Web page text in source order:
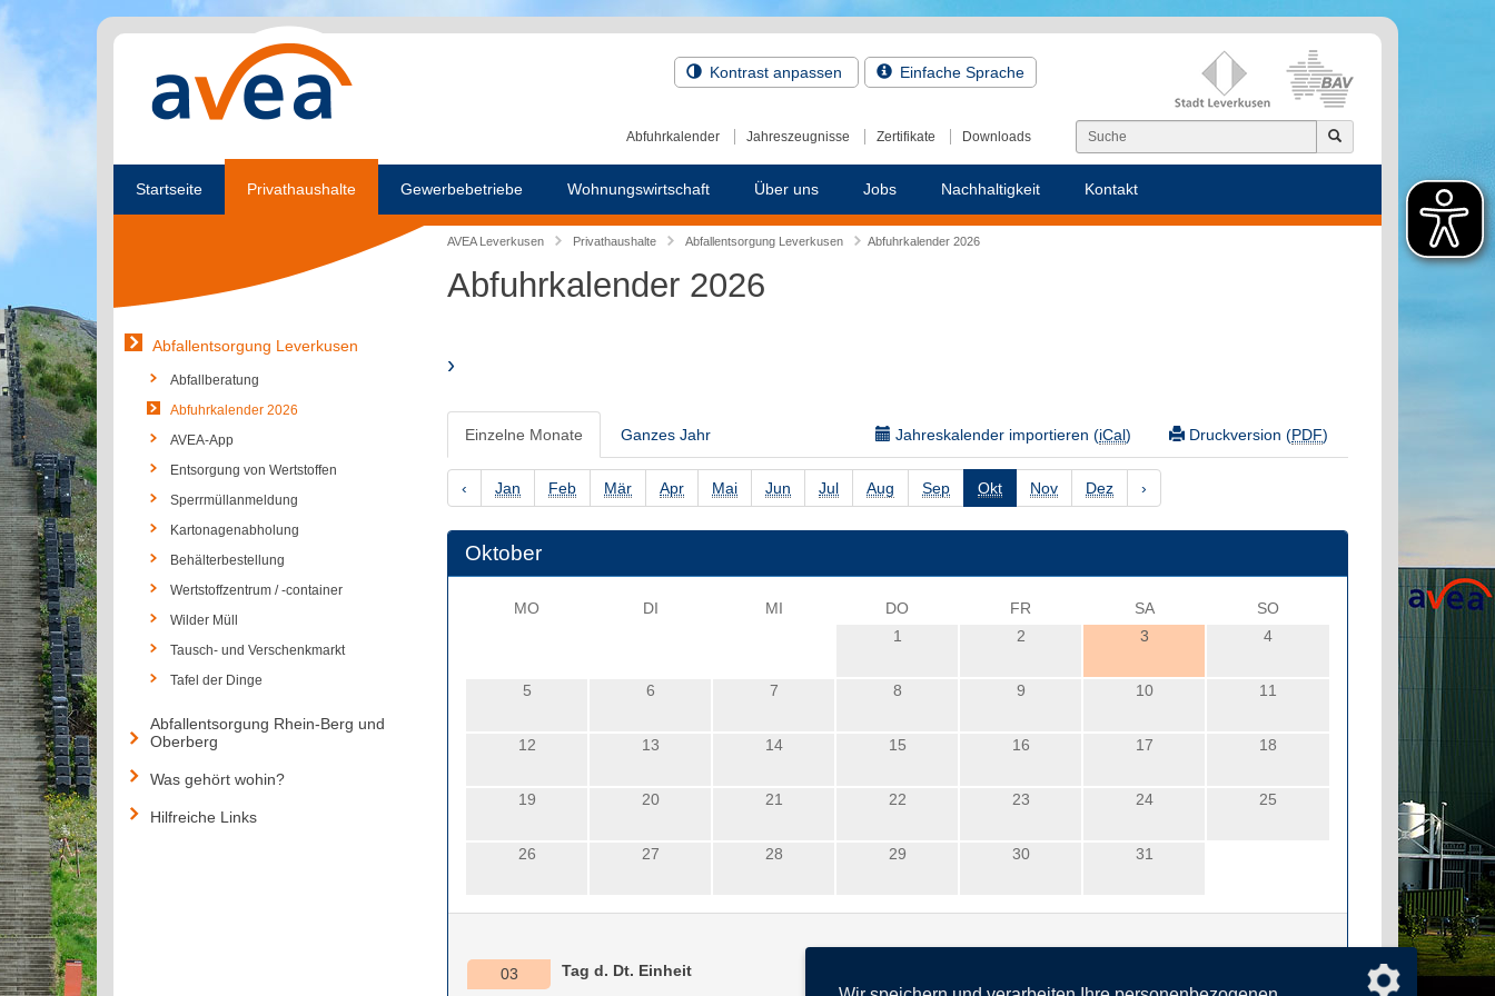
Kontrast anpassen Einfache Sprache
Abfuhrkalender Jahreszeugnisse Zertifikate Downloads
Startseite Privathaushalte Gewerbebetriebe Wohnungswirtschaft Über uns Jobs Nachhaltigkeit Kontakt
AVEA Leverkusen Privathaushalte Abfallentsorgung Leverkusen Abfuhrkalender 2026
Abfuhrkalender 2026
›
Einzelne Monate Ganzes Jahr Druckversion (PDF)
Jahreskalender importieren (iCal)
‹ Jan Feb Mär Apr Mai Jun Jul Aug Sep Okt Nov Dez ›
Oktober
MO DI MI DO FR SA
SO
1
2 3 4
5 6 7 8 9 10 11
12 13 14 15 16 17 18
19 20 21 22 23 24 25
26 27 28 29 30 31
03 Tag d. Dt. Einheit
Abfallentsorgung Leverkusen
Abfallberatung
Abfuhrkalender 2026
AVEA-App
Entsorgung von Wertstoffen
Sperrmüllanmeldung
Kartonagenabholung
Behälterbestellung
Wertstoffzentrum / -container
Wilder Müll
Tausch- und Verschenkmarkt
Tafel der Dinge
Abfallentsorgung Rhein-Berg und
Oberberg
Was gehört wohin?
Hilfreiche Links